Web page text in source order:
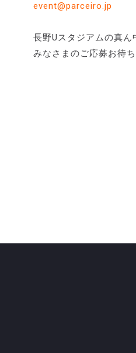
event@parceiro.jp
長野Uスタジアムの真ん
みなさまのご応募お待ち